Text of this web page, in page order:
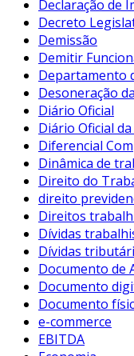
Declaração de
Decreto
Demissão
Demitir
Departamento
Desoneração
Diário Oficial
Diário Oficial
Diferencial
Dinâmica de
Direito do
direito
Direitos
Dívidas
Dívidas
Documento de
Documento
Documento
e-commerce
EBITDA